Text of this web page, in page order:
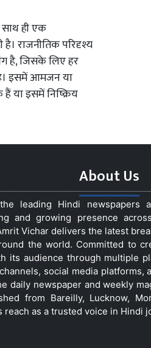
ही एक
है। राजनीतिक परिदृश्य
है, जिसके लिए हर
है। इसमें आमजन या
या इसमें निष्क्रिय
About Us
leading Hindi newspapers
and growing presence
Vichar delivers the latest
the world. Committed to
its audience through multiple
social media
daily newspaper and weekly
from Bareilly, Lucknow,
as a trusted voice in Hindi